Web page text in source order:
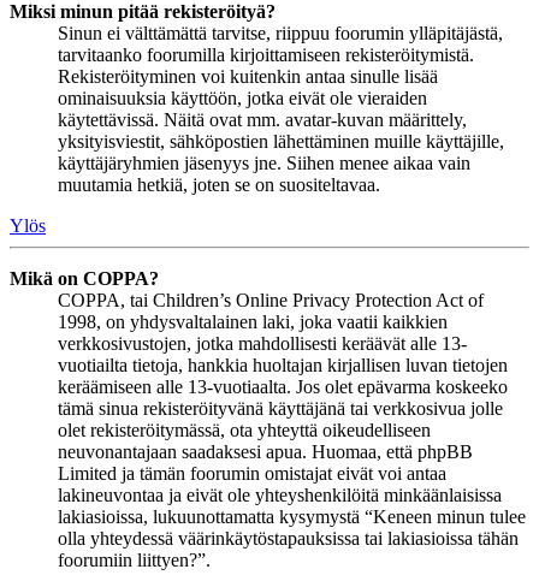
Miksi minun pitää rekisteröityä?
Sinun ei välttämättä tarvitse, riippuu foorumin ylläpitäjästä,
tarvitaanko foorumilla kirjoittamiseen rekisteröitymistä.
Rekisteröityminen voi kuitenkin antaa sinulle lisää
ominaisuuksia käyttöön, jotka eivät ole vieraiden
käytettävissä. Näitä ovat mm. avatar-kuvan määrittely,
yksityisviestit, sähköpostien lähettäminen muille käyttäjille,
käyttäjäryhmien jäsenyys jne. Siihen menee aikaa vain
muutamia hetkiä, joten se on suositeltavaa.
Ylös
Mikä on COPPA?
COPPA, tai Children’s Online Privacy Protection Act of
1998, on yhdysvaltalainen laki, joka vaatii kaikkien
verkkosivustojen, jotka mahdollisesti keräävät alle 13-
vuotiailta tietoja, hankkia huoltajan kirjallisen luvan tietojen
keräämiseen alle 13-vuotiaalta. Jos olet epävarma koskeeko
tämä sinua rekisteröityvänä käyttäjänä tai verkkosivua jolle
olet rekisteröitymässä, ota yhteyttä oikeudelliseen
neuvonantajaan saadaksesi apua. Huomaa, että phpBB
Limited ja tämän foorumin omistajat eivät voi antaa
lakineuvontaa ja eivät ole yhteyshenkilöitä minkäänlaisissa
lakiasioissa, lukuunottamatta kysymystä “Keneen minun tulee
olla yhteydessä väärinkäytöstapauksissa tai lakiasioissa tähän
foorumiin liittyen?”.